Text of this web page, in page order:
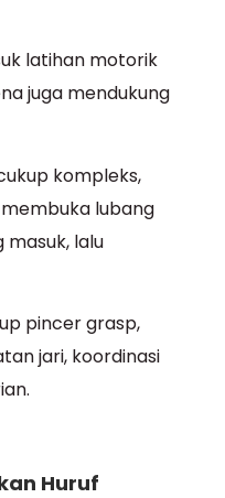
latihan motorik
juga mendukung
kompleks,
lubang
lalu
pincer grasp,
jari, koordinasi
Huruf